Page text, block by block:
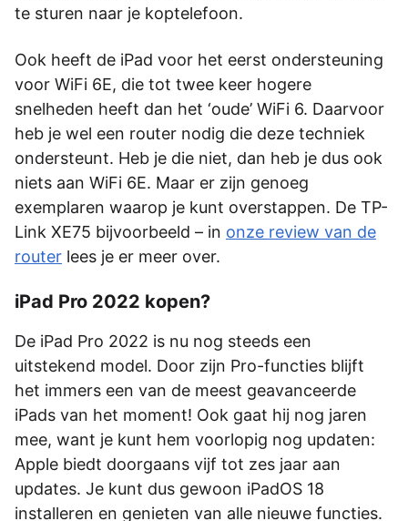
te sturen naar je koptelefoon.
Ook heeft de iPad voor het eerst ondersteuning
voor WiFi 6E, die tot twee keer hogere
snelheden heeft dan het ‘oude’ WiFi 6. Daarvoor
heb je wel een router nodig die deze techniek
ondersteunt. Heb je die niet, dan heb je dus ook
niets aan WiFi 6E. Maar er zijn genoeg
exemplaren waarop je kunt overstappen. De TP-
Link XE75 bijvoorbeeld – in onze review van de
router lees je er meer over.
iPad Pro 2022 kopen?
De iPad Pro 2022 is nu nog steeds een
uitstekend model. Door zijn Pro-functies blijft
het immers een van de meest geavanceerde
iPads van het moment! Ook gaat hij nog jaren
mee, want je kunt hem voorlopig nog updaten:
Apple biedt doorgaans vijf tot zes jaar aan
updates. Je kunt dus gewoon iPadOS 18
installeren en genieten van alle nieuwe functies.